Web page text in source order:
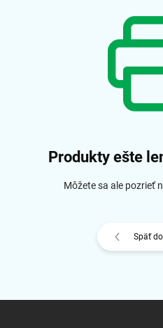
Produkty ešte
Môžete sa ale pozrieť
Späť